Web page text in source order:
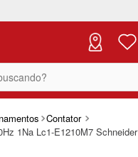
Contator
1Na Lc1-E1210M7 Schneider